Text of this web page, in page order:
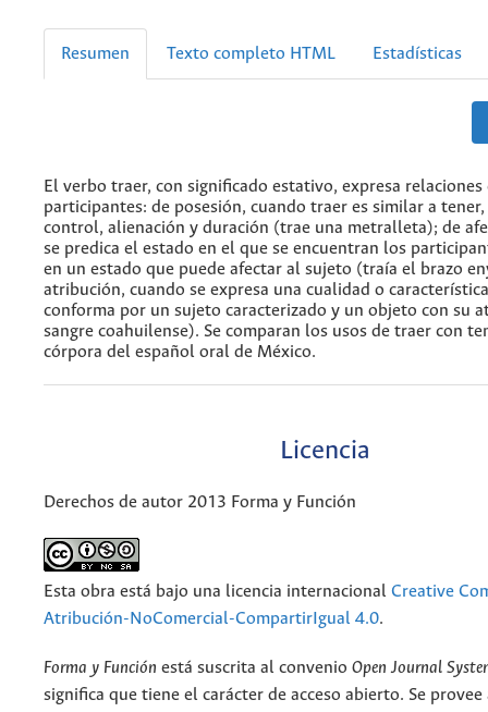
Resumen Texto completo HTML Estadísticas
El verbo traer, con significado estativo, expresa
participantes: de posesión, cuando traer es similar a
control, alienación y duración (trae una metralleta); de
se predica el estado en el que se encuentran los
en un estado que puede afectar al sujeto (traía el brazo
atribución, cuando se expresa una cualidad o
conforma por un sujeto caracterizado y un objeto con su
sangre coahuilense). Se comparan los usos de traer con
córpora del español oral de México.
Licencia
Derechos de autor 2013 Forma y Función
Esta obra está bajo una licencia internacional Creative
Atribución-NoComercial-CompartirIgual 4.0.
Forma y Función está suscrita al convenio Open Journal
significa que tiene el carácter de acceso abierto. Se provee